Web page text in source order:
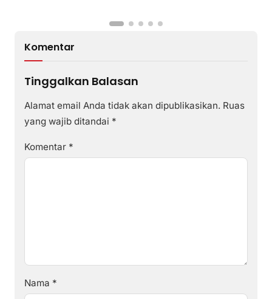
Komentar
Tinggalkan Balasan
Alamat email Anda tidak akan dipublikasikan. Ruas
yang wajib ditandai *
Komentar *
Nama *